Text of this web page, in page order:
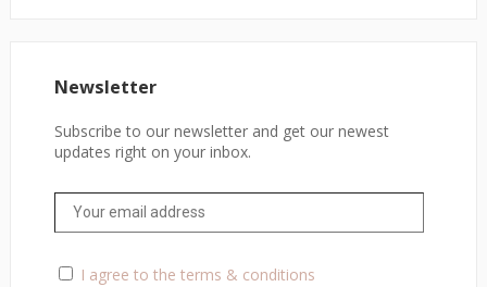
Newsletter
Subscribe to our newsletter and get our newest
updates right on your inbox.
I agree to the terms & conditions